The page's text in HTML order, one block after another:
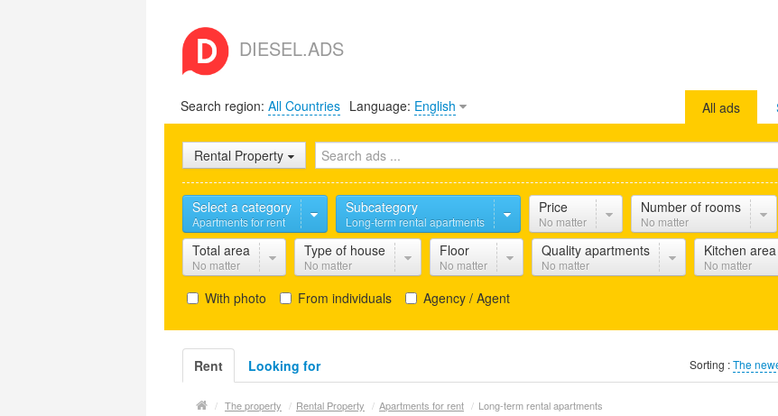
DIESEL.ADS
Search region: All Countries Language: English All ads
Rental Property
Select a category
Apartments for rent
Subcategory
Long-term rental apartments
Price
No matter
Number of rooms
No matter
Total area
No matter
Type of house
No matter
Floor
No matter
Quality apartments
No matter
Kitchen area
No matter
With photo From individuals Agency / Agent
Rent Looking for Sorting :The
/ The property / Rental Property / Apartments for rent / Long-term rental apartments